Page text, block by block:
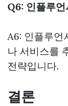
Q6: 인플루
A6: 인플루언
나 서비스를
전략입니다.
결론